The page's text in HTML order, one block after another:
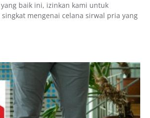
baik ini, izinkan kami untuk
mengenai celana sirwal pria yang